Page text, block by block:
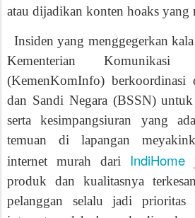
atau dijadikan konten hoaks yang
Insiden yang menggegerkan
Kementerian
(KemenKomInfo) berkoordinasi
dan Sandi Negara (BSSN)
serta kesimpangsiuran yang
temuan di lapangan
internet murah dari IndiHome
produk dan kualitasnya
pelanggan selalu jadi prioritas